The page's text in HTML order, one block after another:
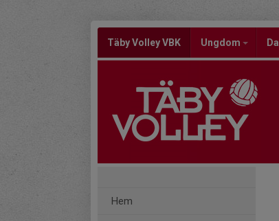
Täby Volley VBK Ungdom
Hem